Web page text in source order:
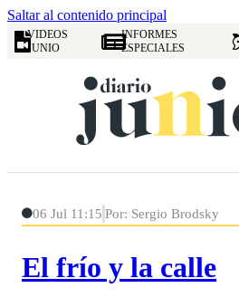
Saltar al contenido principal
VIDEOS
JUNIO
INFORMES
ESPECIALES
06 Jul 11:15 Por: Sergio Brodsky
El frío y la calle